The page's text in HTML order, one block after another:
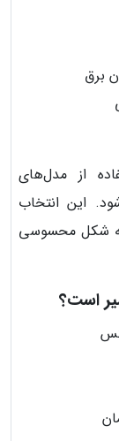
برق
از مدل‌های
این انتخاب
شکل محسوسی
است؟